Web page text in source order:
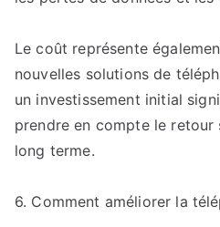
Le coût représente
nouvelles solutions de
un investissement initial
prendre en compte le retour
long terme.
6. Comment améliorer la